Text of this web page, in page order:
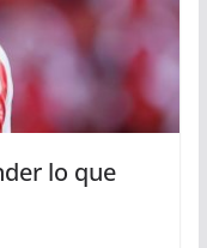
lo que